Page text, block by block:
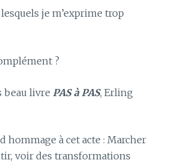
je m’exprime trop
?
beau livre PAS à PAS, Erling
hommage à cet acte : Marcher
voir des transformations